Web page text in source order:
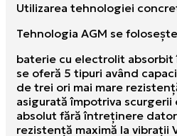
Utilizarea tehnologiei
Tehnologia AGM se
baterie cu electrolit absorbit
se oferă 5 tipuri având
de trei ori mai mare
asigurată împotriva
absolut fără întreţinere
rezistenţă maximă la vibraţii